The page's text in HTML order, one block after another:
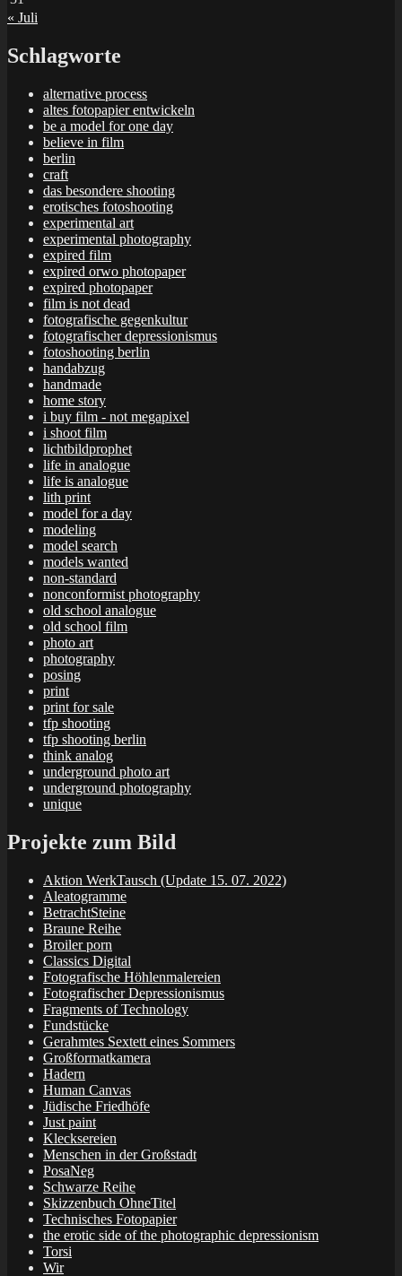
« Juli
Schlagworte
alternative process
altes fotopapier entwickeln
be a model for one day
believe in film
berlin
craft
das besondere shooting
erotisches fotoshooting
experimental art
experimental photography
expired film
expired orwo photopaper
expired photopaper
film is not dead
fotografische gegenkultur
fotografischer depressionismus
fotoshooting berlin
handabzug
handmade
home story
i buy film - not megapixel
i shoot film
lichtbildprophet
life in analogue
life is analogue
lith print
model for a day
modeling
model search
models wanted
non-standard
nonconformist photography
old school analogue
old school film
photo art
photography
posing
print
print for sale
tfp shooting
tfp shooting berlin
think analog
underground photo art
underground photography
unique
Projekte zum Bild
Aktion WerkTausch (Update 15. 07. 2022)
Aleatogramme
BetrachtSteine
Braune Reihe
Broiler porn
Classics Digital
Fotografische Höhlenmalereien
Fotografischer Depressionismus
Fragments of Technology
Fundstücke
Gerahmtes Sextett eines Sommers
Großformatkamera
Hadern
Human Canvas
Jüdische Friedhöfe
Just paint
Klecksereien
Menschen in der Großstadt
PosaNeg
Schwarze Reihe
Skizzenbuch OhneTitel
Technisches Fotopapier
the erotic side of the photographic depressionism
Torsi
Wir